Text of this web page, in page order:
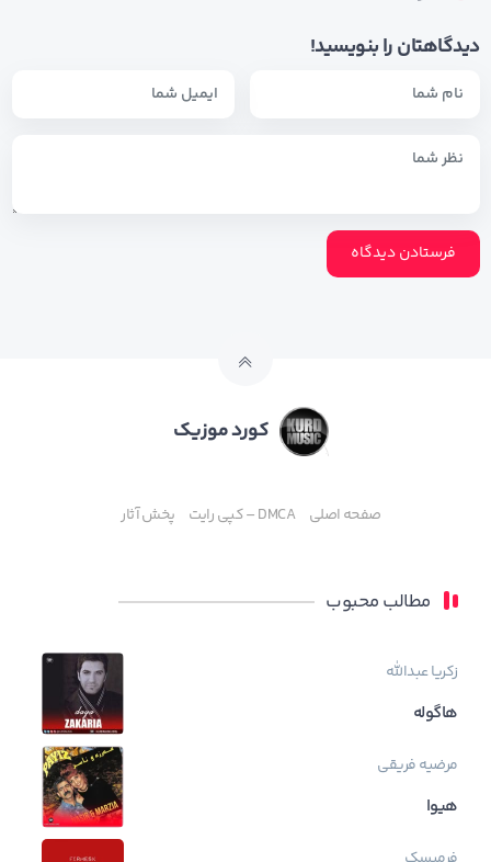
دیدگاهتان را بنویسید!
کورد موزیک
صفحه اصلی DMCA – کپی رایت پخش آثار
مطالب محبوب
زکریا عبدالله
هاگوله
مرضیه فریقی
هیوا